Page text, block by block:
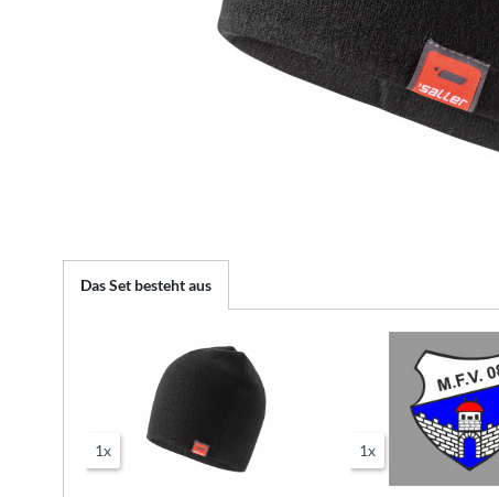
Das Set besteht aus
1x 1x